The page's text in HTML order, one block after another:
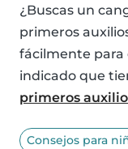
¿Buscas un
primeros
fácilmente para
indicado que
primeros
Consejos para